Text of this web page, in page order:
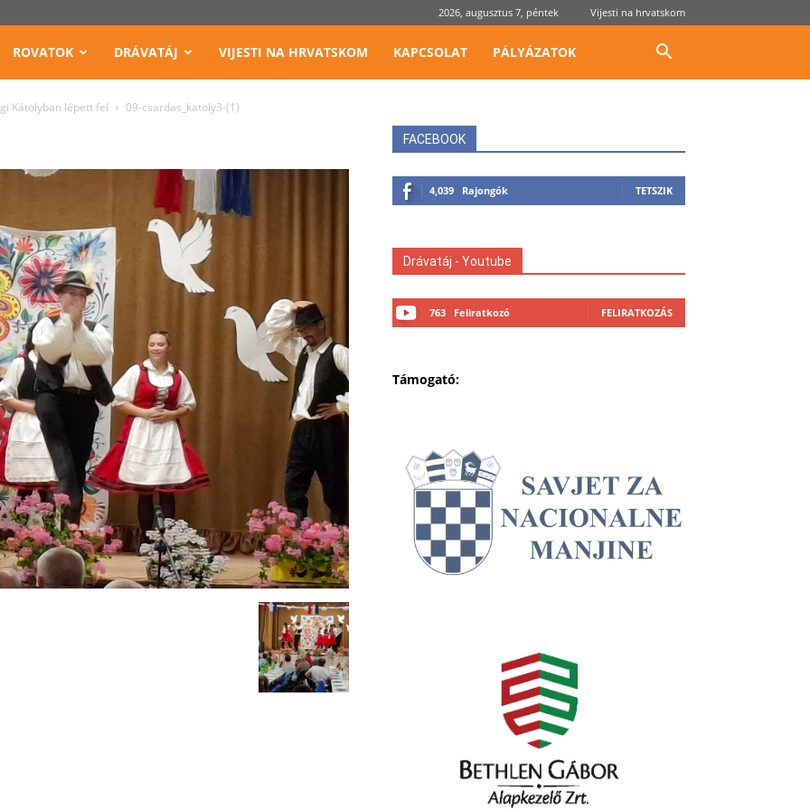
2026, augusztus 7, péntek Vijesti na hrvatskom
ROVATOK DRÁVATÁJ VIJESTI NA HRVATSKOM KAPCSOLAT PÁLYÁZATOK
Kátolyban lépett fel 09-csardas_katoly3-(1)
FACEBOOK
4,039 Rajongók TETSZIK
Drávatáj - Youtube
763 Feliratkozó FELIRATKOZÁS
Támogató: